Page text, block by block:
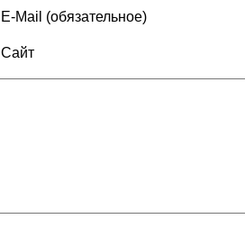
E-Mail (обязательное)
Сайт